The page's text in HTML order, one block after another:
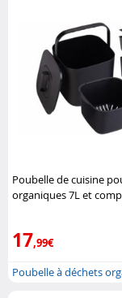
Poubelle de cuisine
organiques 7L et
17,99€
Poubelle à déchets